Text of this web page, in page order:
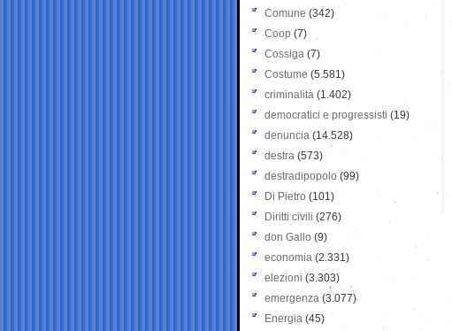
Comune (342)
Coop (7)
Cossiga (7)
Costume (5.581)
criminalità (1.402)
democratici e progressisti (19)
denuncia (14.528)
destra (573)
destradipopolo (99)
Di Pietro (101)
Diritti civili (276)
don Gallo (9)
economia (2.331)
elezioni (3.303)
emergenza (3.077)
Energia (45)